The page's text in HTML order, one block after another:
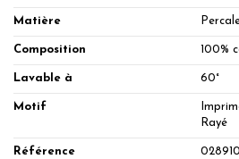
Matière
Composition 100%
Lavable à 60°
Motif
Rayé
Référence